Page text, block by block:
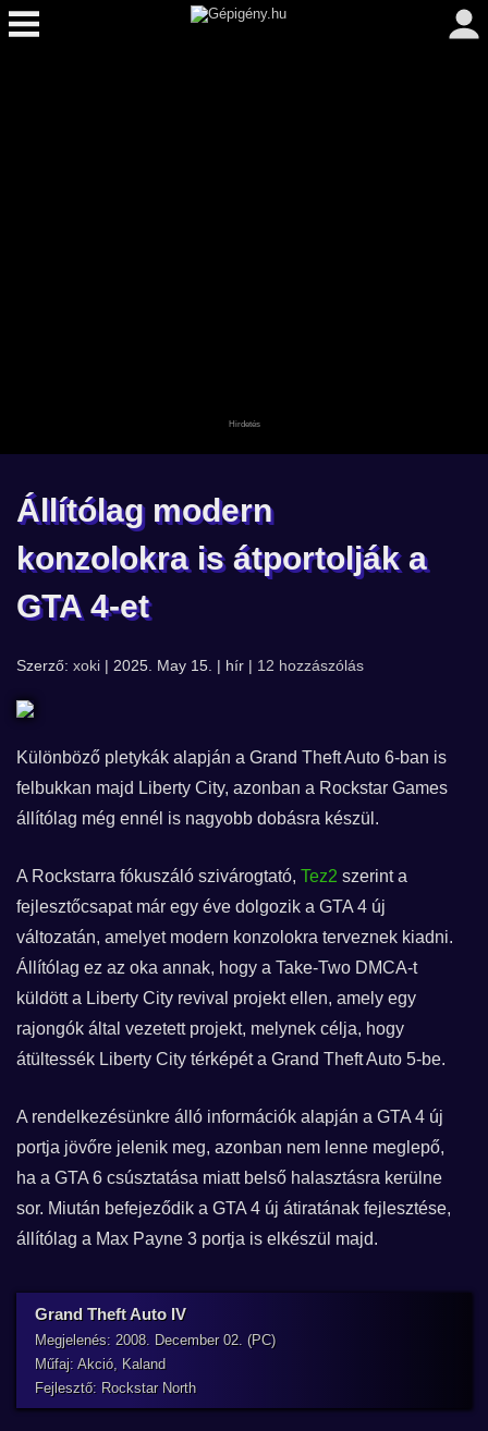
Állítólag modern
konzolokra is átportolják a
GTA 4-et
Szerző: xoki | 2025. May 15. | hír | 12 hozzászólás
Különböző pletykák alapján a Grand Theft Auto 6-ban is
felbukkan majd Liberty City, azonban a Rockstar Games
állítólag még ennél is nagyobb dobásra készül.
A Rockstarra fókuszáló szivárogtató, Tez2 szerint a
fejlesztőcsapat már egy éve dolgozik a GTA 4 új
változatán, amelyet modern konzolokra terveznek kiadni.
Állítólag ez az oka annak, hogy a Take-Two DMCA-t
küldött a Liberty City revival projekt ellen, amely egy
rajongók által vezetett projekt, melynek célja, hogy
átültessék Liberty City térképét a Grand Theft Auto 5-be.
A rendelkezésünkre álló információk alapján a GTA 4 új
portja jövőre jelenik meg, azonban nem lenne meglepő,
ha a GTA 6 csúsztatása miatt belső halasztásra kerülne
sor. Miután befejeződik a GTA 4 új átiratának fejlesztése,
állítólag a Max Payne 3 portja is elkészül majd.
Grand Theft Auto IV
Megjelenés: 2008. December 02. (PC)
Műfaj: Akció, Kaland
Fejlesztő: Rockstar North